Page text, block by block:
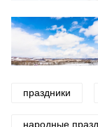
праздники
народные